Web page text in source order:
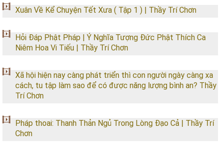
Xuân Về Kể Chuyện Tết Xưa ( Tập 1 ) | Thầy Trí Chơn
Hỏi Đáp Phật Pháp | Ý Nghĩa Tượng Đức Phật Thích Ca
Niêm Hoa Vi Tiếu | Thầy Trí Chơn
Xã hội hiện nay càng phát triển thì con người ngày càng xa
cách, tu tập làm sao để có được năng lượng bình an? Thầy
Trí Chơn
Pháp thoai: Thanh Thản Ngủ Trong Lòng Đạo Cả | Thầy Trí
Chơn